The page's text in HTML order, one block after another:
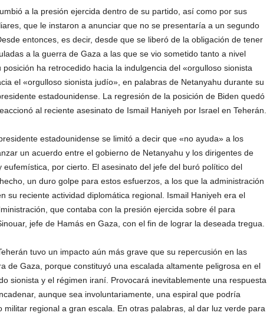
a la presión ejercida dentro de su partido, así como por sus
que le instaron a anunciar que no se presentaría a un segundo
entonces, es decir, desde que se liberó de la obligación de tener
a la guerra de Gaza a las que se vio sometido tanto a nivel
ha retrocedido hacia la indulgencia del «orgulloso sionista
el «orgulloso sionista judío», en palabras de Netanyahu durante su
estadounidense. La regresión de la posición de Biden quedó
al reciente asesinato de Ismail Haniyeh por Israel en Teherán.
estadounidense se limitó a decir que «no ayuda» a los
un acuerdo entre el gobierno de Netanyahu y los dirigentes de
eufemística, por cierto. El asesinato del jefe del buró político del
un duro golpe para estos esfuerzos, a los que la administración
su reciente actividad diplomática regional. Ismail Haniyeh era el
que contaba con la presión ejercida sobre él para
jefe de Hamás en Gaza, con el fin de lograr la deseada tregua.
tuvo un impacto aún más grave que su repercusión en las
de Gaza, porque constituyó una escalada altamente peligrosa en el
sionista y el régimen iraní. Provocará inevitablemente una respuesta
aunque sea involuntariamente, una espiral que podría
militar regional a gran escala. En otras palabras, al dar luz verde para